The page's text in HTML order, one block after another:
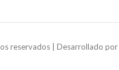
reservados | Desarrollado por